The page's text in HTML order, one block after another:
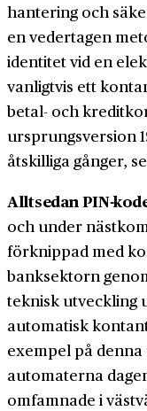
hantering och
en vedertagen
identitet vid en
vanligtvis ett
betal- och
ursprungs­version
åtskilliga gånger,
Alltsedan PIN-
och under
förknippad med
banksektorn
teknisk utveckling
automatisk
exempel på
automaterna
omfamnade i